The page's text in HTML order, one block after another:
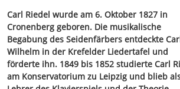
Carl Riedel wurde am 6. Oktober 1827 in
Cronenberg geboren. Die musikalische
Begabung des Seidenfärbers entdeckte
Wilhelm in der Krefelder Liedertafel und
förderte ihn. 1849 bis 1852 studierte Carl
am Konservatorium zu Leipzig und blieb